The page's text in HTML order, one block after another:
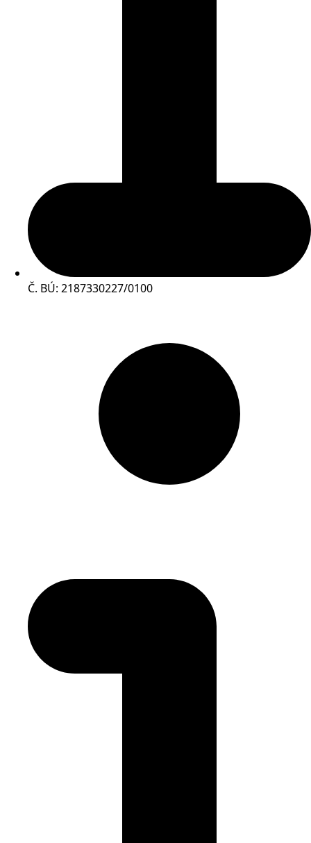
Č. BÚ: 2187330227/0100